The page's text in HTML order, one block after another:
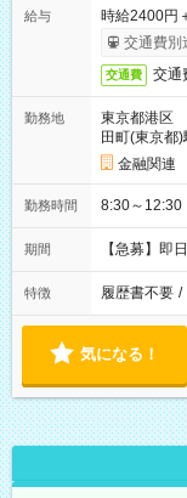
給与
時給2400円
交通費別
交通費 交通
勤務地
東京都港区
田町(東京都
金融関連
勤務時間 8:30～12:30
期間 【急募】即
特徴 履歴書不要 /
気になる！